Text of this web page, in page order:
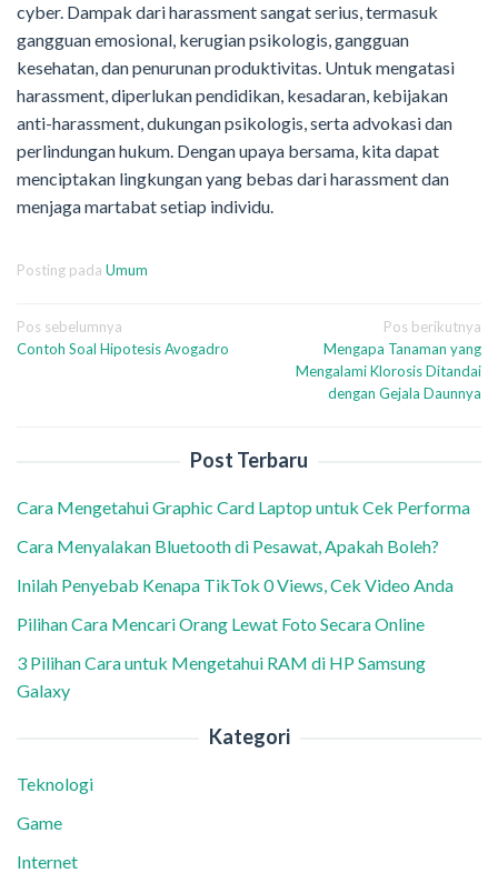
cyber. Dampak dari harassment sangat serius, termasuk
gangguan emosional, kerugian psikologis, gangguan
kesehatan, dan penurunan produktivitas. Untuk mengatasi
harassment, diperlukan pendidikan, kesadaran, kebijakan
anti-harassment, dukungan psikologis, serta advokasi dan
perlindungan hukum. Dengan upaya bersama, kita dapat
menciptakan lingkungan yang bebas dari harassment dan
menjaga martabat setiap individu.
Posting pada Umum
Navigasi
pos
Pos sebelumnya
Contoh Soal Hipotesis Avogadro
Pos berikutnya
Mengapa Tanaman yang
Mengalami Klorosis Ditandai
dengan Gejala Daunnya
Post Terbaru
Cara Mengetahui Graphic Card Laptop untuk Cek Performa
Cara Menyalakan Bluetooth di Pesawat, Apakah Boleh?
Inilah Penyebab Kenapa TikTok 0 Views, Cek Video Anda
Pilihan Cara Mencari Orang Lewat Foto Secara Online
3 Pilihan Cara untuk Mengetahui RAM di HP Samsung
Galaxy
Kategori
Teknologi
Game
Internet